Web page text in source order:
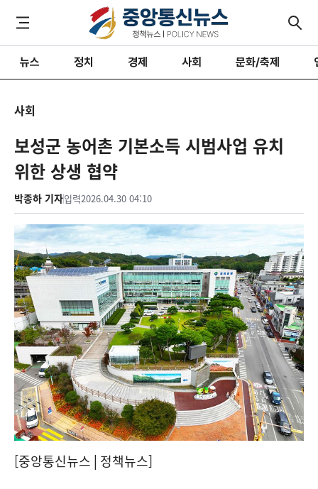
뉴스 정치 경제 사회 문화/축제
사회
보성군 농어촌 기본소득 시범사업 유치
위한 상생 협약
박종하 기자입력2026.04.30 04:10
[중앙통신뉴스│정책뉴스]